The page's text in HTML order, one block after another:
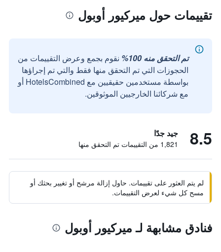
تقييمات حول ميركيور أوبول
تم التحقق منه 100%
نقوم بجمع وعرض التقييمات من
الحجوزات التي تم التحقق منها فقط والتي تم إجراؤها
بواسطة مستخدمين حقيقيين مع HotelsCombined أو
مع شركائنا الخارجيين الموثوقين.
8.5 جيد جدًا
1,821 من التقييمات تم التحقق منها
لم يتم العثور على تقييمات. حاول إزالة مرشح أو تغيير بحثك أو
مسح كل شيء لعرض التقييمات.
فنادق مشابهة لـ ميركيور أوبول